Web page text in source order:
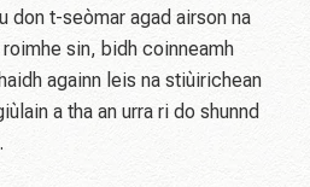
don t-seòmar agad airson na
sin, bidh coinneamh
againn leis na stiùirichean
a tha an urra ri do shunnd